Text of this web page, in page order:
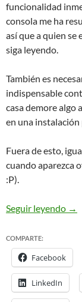
funcionalidad
consola me ha
así que a quien se
siga leyendo.
También es
indispensable
casa demore algo
en una
Fuera de esto,
cuando aparezca
:P).
Seguir leyendo →
COMPARTE:
Facebook
LinkedIn